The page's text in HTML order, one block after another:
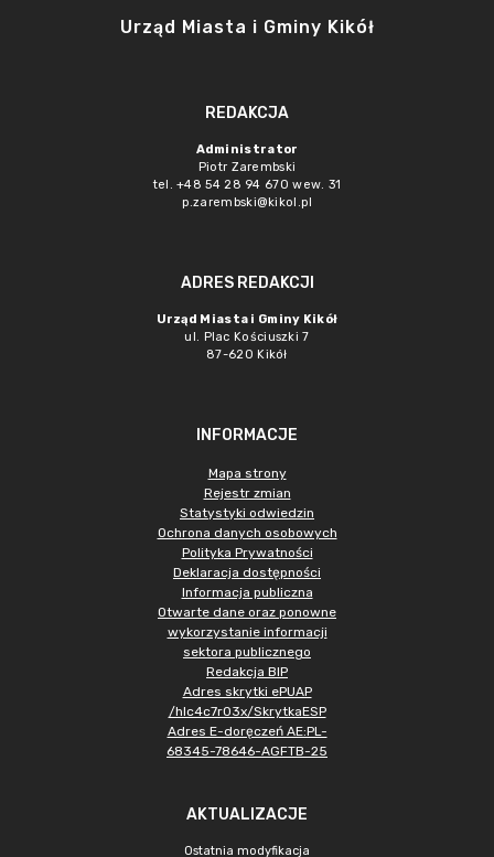
Urząd Miasta i Gminy Kikół
REDAKCJA
Administrator
Piotr Zarembski
tel. +48 54 28 94 670 wew. 31
p.zarembski@kikol.pl
ADRES REDAKCJI
Urząd Miasta i Gminy Kikół
ul. Plac Kościuszki 7
87-620 Kikół
INFORMACJE
Mapa strony
Rejestr zmian
Statystyki odwiedzin
Ochrona danych osobowych
Polityka Prywatności
Deklaracja dostępności
Informacja publiczna
Otwarte dane oraz ponowne
wykorzystanie informacji
sektora publicznego
Redakcja BIP
Adres skrytki ePUAP
/hlc4c7r03x/SkrytkaESP
Adres E-doręczeń AE:PL-
68345-78646-AGFTB-25
AKTUALIZACJE
Ostatnia modyfikacja